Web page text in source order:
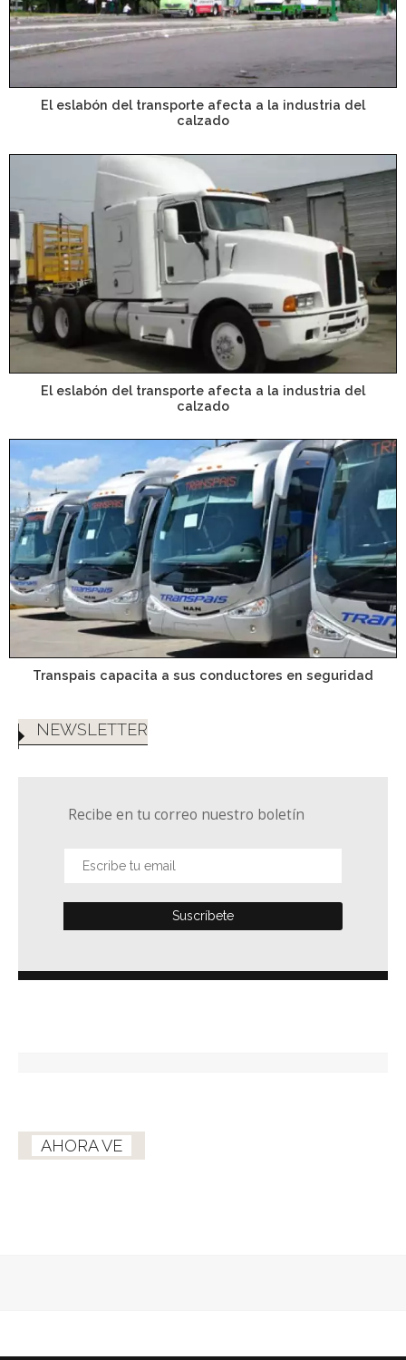
El eslabón del transporte afecta a la industria del
calzado
El eslabón del transporte afecta a la industria del
calzado
Transpais capacita a sus conductores en seguridad
NEWSLETTER
Recibe en tu correo nuestro boletín
AHORA VE